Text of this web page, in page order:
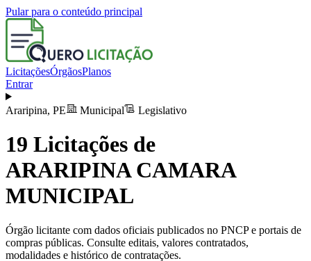
Pular para o conteúdo principal
LicitaçõesÓrgãosPlanos
Entrar
Araripina, PE Municipal Legislativo
19 Licitações de
ARARIPINA CAMARA
MUNICIPAL
Órgão licitante com dados oficiais publicados no PNCP e portais de
compras públicas. Consulte editais, valores contratados,
modalidades e histórico de contratações.